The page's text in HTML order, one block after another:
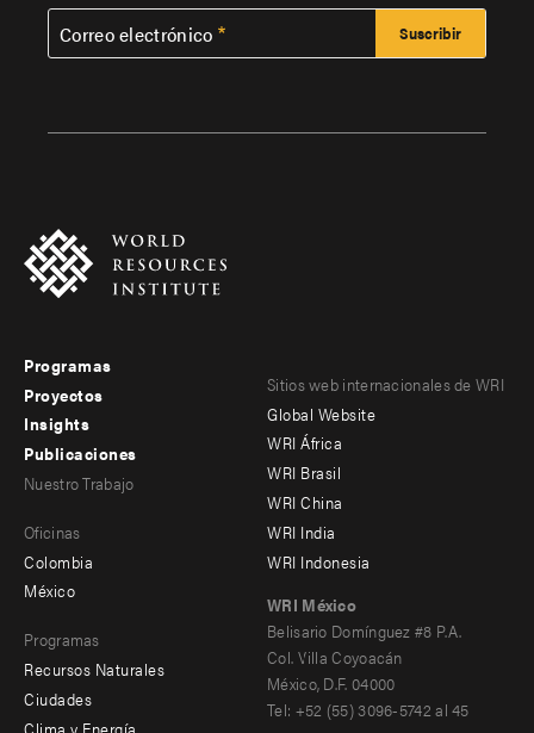
Correo electrónico
Footer
menu
-
Programas
Proyectos
Insights
Publicaciones
menu
-
Nuestro Trabajo
Oficinas
Colombia
México
Programas
Recursos Naturales
Ciudades
Clima y Energía
Footer
menu
-
Offices
Sitios web internacionales de WRI
Global Website
WRI África
WRI Brasil
WRI China
WRI India
WRI Indonesia
WRI México
Belisario Domínguez #8 P.A.
Col. Villa Coyoacán
México, D.F. 04000
Tel: +52 (55) 3096-5742 al 45